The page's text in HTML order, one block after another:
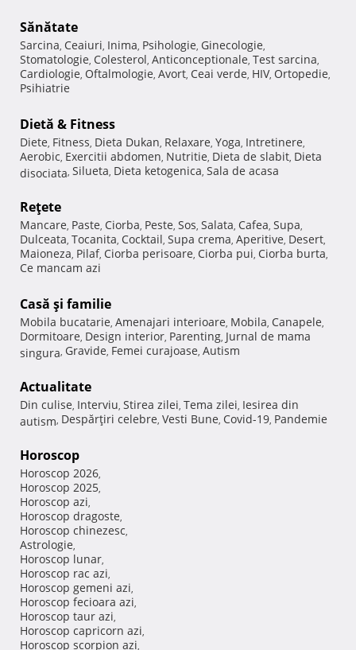
Sănătate
Sarcina, Ceaiuri, Inima, Psihologie, Ginecologie,
Stomatologie, Colesterol, Anticonceptionale, Test sarcina,
Cardiologie, Oftalmologie, Avort, Ceai verde, HIV, Ortopedie,
Psihiatrie
Dietă & Fitness
Diete, Fitness, Dieta Dukan, Relaxare, Yoga, Intretinere,
Aerobic, Exercitii abdomen, Nutritie, Dieta de slabit, Dieta
disociata, Silueta, Dieta ketogenica, Sala de acasa
Reţete
Mancare, Paste, Ciorba, Peste, Sos, Salata, Cafea, Supa,
Dulceata, Tocanita, Cocktail, Supa crema, Aperitive, Desert,
Maioneza, Pilaf, Ciorba perisoare, Ciorba pui, Ciorba burta,
Ce mancam azi
Casă şi familie
Mobila bucatarie, Amenajari interioare, Mobila, Canapele,
Dormitoare, Design interior, Parenting, Jurnal de mama
singura, Gravide, Femei curajoase, Autism
Actualitate
Din culise, Interviu, Stirea zilei, Tema zilei, Iesirea din
autism, Despărţiri celebre, Vesti Bune, Covid-19, Pandemie
Horoscop
Horoscop 2026,
Horoscop 2025,
Horoscop azi,
Horoscop dragoste,
Horoscop chinezesc,
Astrologie,
Horoscop lunar,
Horoscop rac azi,
Horoscop gemeni azi,
Horoscop fecioara azi,
Horoscop taur azi,
Horoscop capricorn azi,
Horoscop scorpion azi,